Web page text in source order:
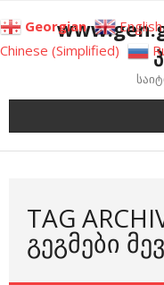
to
content
TAG
ᲒᲔᲒᲛᲔᲑᲘ
Georgian English
Chinese (Simplified)